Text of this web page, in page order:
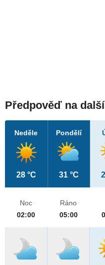
Předpověď na
Neděle
28 °C
Pondělí
31 °C
Noc
02:00
Ráno
05:00